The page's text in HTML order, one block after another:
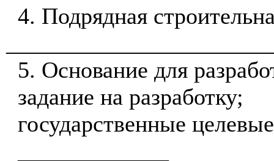
4. Подрядная
5. Основание для
задание на разработку;
государственные